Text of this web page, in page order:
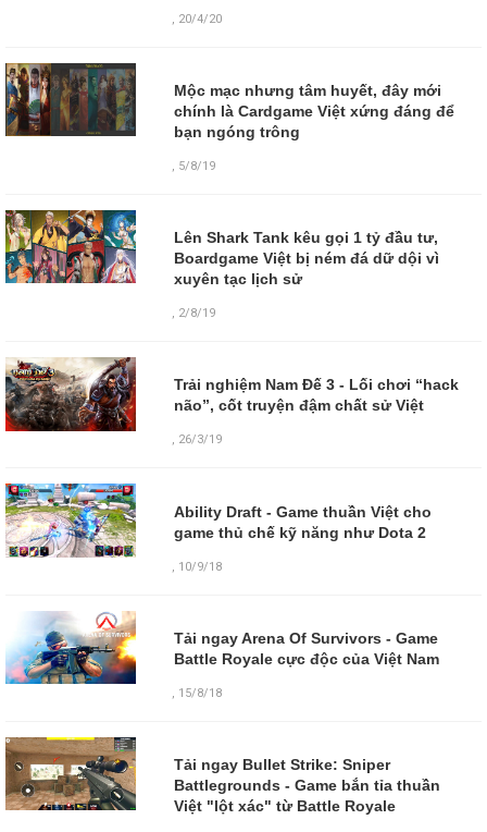
, 20/4/20
Mộc mạc nhưng tâm huyết, đây mới
chính là Cardgame Việt xứng đáng để
bạn ngóng trông
, 5/8/19
Lên Shark Tank kêu gọi 1 tỷ đầu tư,
Boardgame Việt bị ném đá dữ dội vì
xuyên tạc lịch sử
, 2/8/19
Trải nghiệm Nam Đế 3 - Lối chơi “hack
não”, cốt truyện đậm chất sử Việt
, 26/3/19
Ability Draft - Game thuần Việt cho
game thủ chế kỹ năng như Dota 2
, 10/9/18
Tải ngay Arena Of Survivors - Game
Battle Royale cực độc của Việt Nam
, 15/8/18
Tải ngay Bullet Strike: Sniper
Battlegrounds - Game bắn tỉa thuần
Việt "lột xác" từ Battle Royale